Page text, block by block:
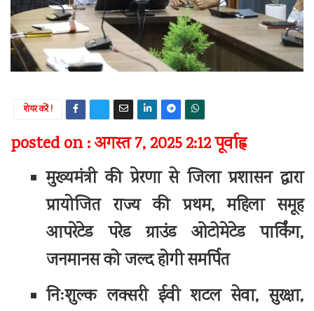
शेयर करें !
posted on : अगस्त 7, 2025 2:12 पूर्वाह्न
मुख्यमंत्री की प्रेरणा से जिला प्रशासन द्वारा
प्रायोजित राज्य की प्रथम, महिला समूह
आपरेटेड परेड ग्राउंड ओटोमेटेड पार्किंग,
जनमानस को जल्द होगी समर्पित
निःशुल्क लक्सरी ईवी शटल सेवा, सुरक्षा,